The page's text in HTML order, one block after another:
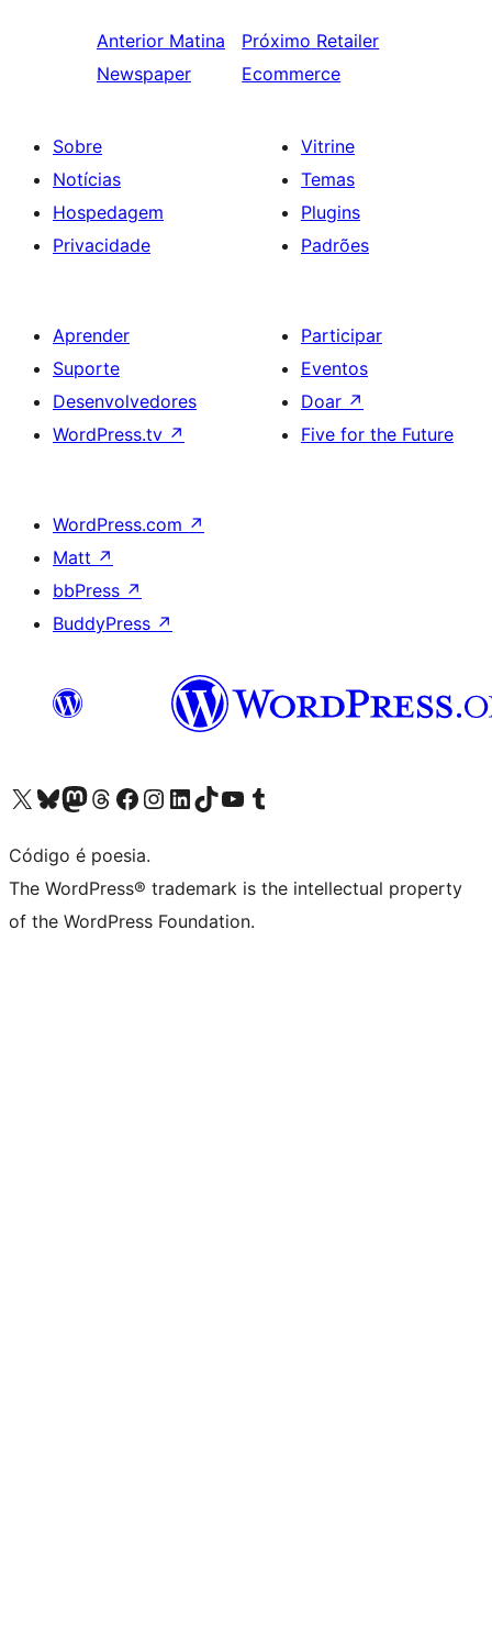
Anterior Matina
Newspaper
Próximo Retailer
Ecommerce
Sobre
Notícias
Hospedagem
Privacidade
Vitrine
Temas
Plugins
Padrões
Aprender
Suporte
Desenvolvedores
WordPress.tv ↗
Participar
Eventos
Doar ↗
Five for the Future
WordPress.com ↗
Matt ↗
bbPress ↗
BuddyPress ↗
Acessar nossa conta do X (antigo Twitter)
Acessar nossa conta do Bluesky
Acessar nossa conta do Mastodon
Acessar nossa conta do Threads
Acessar nossa página do Facebook
Acessar nossa conta do Instagram
Acessar nossa conta do LinkedIn
Acessar nossa conta do TikTok
Acessar nosso canal do YouTube
Acessar nossa conta no Tumblr
Código é poesia.
The WordPress® trademark is the intellectual property
of the WordPress Foundation.